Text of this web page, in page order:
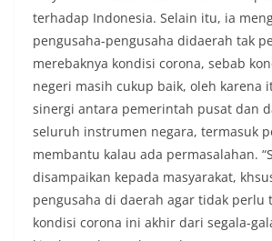
terhadap Indonesia. Selain itu, ia
pengusaha-pengusaha didaerah tak
merebaknya kondisi corona, sebab
negeri masih cukup baik, oleh karena
sinergi antara pemerintah pusat dan
seluruh instrumen negara, termasuk
membantu kalau ada permasalahan.
disampaikan kepada masyarakat,
pengusaha di daerah agar tidak perlu
kondisi corona ini akhir dari segala-